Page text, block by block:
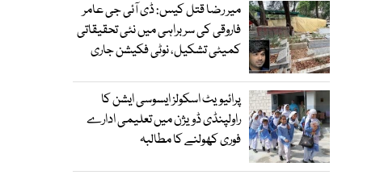
میر رضا قتل کیس: ڈی آئی جی عامر
فاروقی کی سربراہی میں نئی تحقیقاتی
کمیٹی تشکیل، نوٹی فکیشن جاری
پرائیویٹ اسکولز ایسوسی ایشن کا
راولپنڈی ڈویژن میں تعلیمی ادارے
فوری کھولنے کا مطالبہ